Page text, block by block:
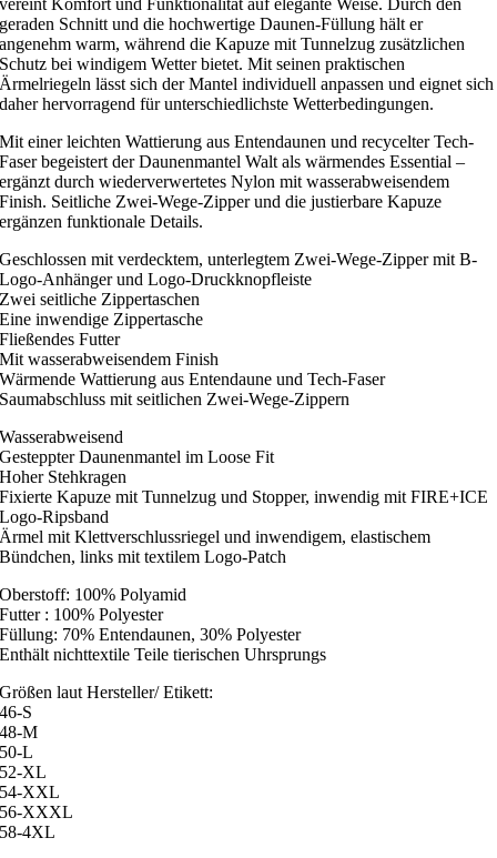
geraden Schnitt und die hochwertige Daunen-Füllung hält er
angenehm warm, während die Kapuze mit Tunnelzug zusätzlichen
Schutz bei windigem Wetter bietet. Mit seinen praktischen
Ärmelriegeln lässt sich der Mantel individuell anpassen und eignet sich
daher hervorragend für unterschiedlichste Wetterbedingungen.
Mit einer leichten Wattierung aus Entendaunen und recycelter Tech-
Faser begeistert der Daunenmantel Walt als wärmendes Essential –
ergänzt durch wiederverwertetes Nylon mit wasserabweisendem
Finish. Seitliche Zwei-Wege-Zipper und die justierbare Kapuze
ergänzen funktionale Details.
Geschlossen mit verdecktem, unterlegtem Zwei-Wege-Zipper mit B-
Logo-Anhänger und Logo-Druckknopfleiste
Zwei seitliche Zippertaschen
Eine inwendige Zippertasche
Fließendes Futter
Mit wasserabweisendem Finish
Wärmende Wattierung aus Entendaune und Tech-Faser
Saumabschluss mit seitlichen Zwei-Wege-Zippern
Wasserabweisend
Gesteppter Daunenmantel im Loose Fit
Hoher Stehkragen
Fixierte Kapuze mit Tunnelzug und Stopper, inwendig mit FIRE+ICE
Logo-Ripsband
Ärmel mit Klettverschlussriegel und inwendigem, elastischem
Bündchen, links mit textilem Logo-Patch
Oberstoff: 100% Polyamid
Futter : 100% Polyester
Füllung: 70% Entendaunen, 30% Polyester
Enthält nichttextile Teile tierischen Uhrsprungs
Größen laut Hersteller/ Etikett:
46-S
48-M
50-L
52-XL
54-XXL
56-XXXL
58-4XL